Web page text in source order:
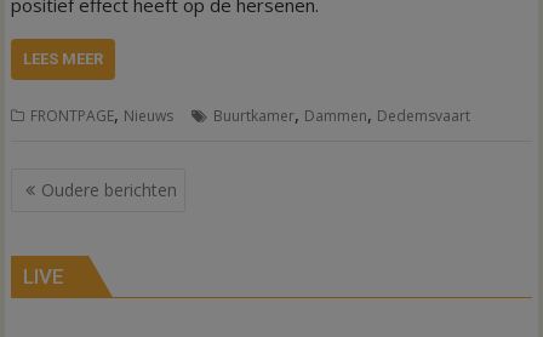
LEES MEER
FRONTPAGE, Nieuws Buurtkamer, Dammen, Dedemsvaart
Berichtennavigatie
Oudere berichten
LIVE